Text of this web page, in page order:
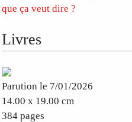
que ça veut dire ?
Livres
Parution le 7/01/2026
14.00 x 19.00 cm
384 pages